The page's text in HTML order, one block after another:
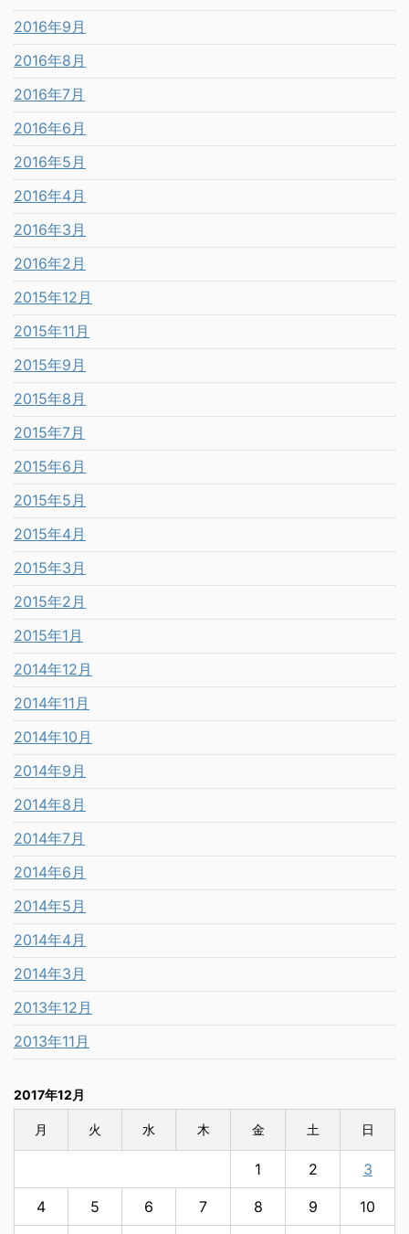
2016年9月
2016年8月
2016年7月
2016年6月
2016年5月
2016年4月
2016年3月
2016年2月
2015年12月
2015年11月
2015年9月
2015年8月
2015年7月
2015年6月
2015年5月
2015年4月
2015年3月
2015年2月
2015年1月
2014年12月
2014年11月
2014年10月
2014年9月
2014年8月
2014年7月
2014年6月
2014年5月
2014年4月
2014年3月
2013年12月
2013年11月
2017年12月
月 火 水 木 金 土 日
1 2 3
4 5 6 7 8 9 10